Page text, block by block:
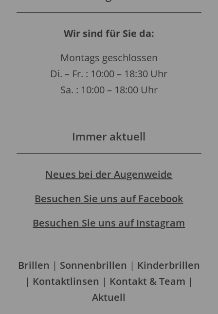
Wir sind für Sie da:
Montags geschlossen
Di. – Fr. : 10:00 – 18:30 Uhr
Sa. : 10:00 – 18:00 Uhr
Immer aktuell
Neues bei der Augenweide
Besuchen Sie uns auf Facebook
Besuchen Sie uns auf Instagram
Brillen | Sonnenbrillen | Kinderbrillen
| Kontaktlinsen | Kontakt & Team |
Aktuell